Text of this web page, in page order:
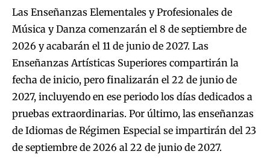
Las Enseñanzas Elementales y Profesionales de
Música y Danza comenzarán el 8 de septiembre de
2026 y acabarán el 11 de junio de 2027. Las
Enseñanzas Artísticas Superiores compartirán la
fecha de inicio, pero finalizarán el 22 de junio de
2027, incluyendo en ese periodo los días dedicados a
pruebas extraordinarias. Por último, las enseñanzas
de Idiomas de Régimen Especial se impartirán del 23
de septiembre de 2026 al 22 de junio de 2027.